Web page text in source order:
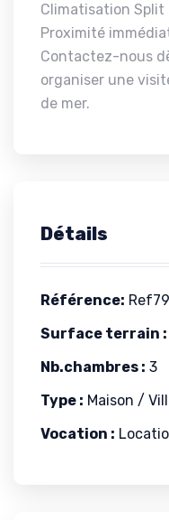
Climatisation Split
Proximité
Contactez-nous
organiser une
de mer.
Détails
Référence:
Surface terrain :
Nb.chambres : 3
Type : Maison /
Vocation :